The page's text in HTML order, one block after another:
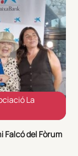
La
Falcó del Fòrum